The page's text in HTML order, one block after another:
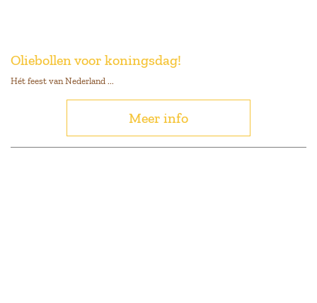
Oliebollen voor koningsdag!
Hét feest van Nederland ...
Meer info